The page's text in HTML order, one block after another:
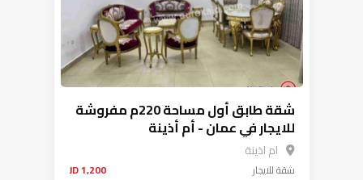
شقة طابق أول مساحة 220م مفروشة
للايجار في عمان - أم أذينة
ام اذينة
شقةللايجار 1,200 JD